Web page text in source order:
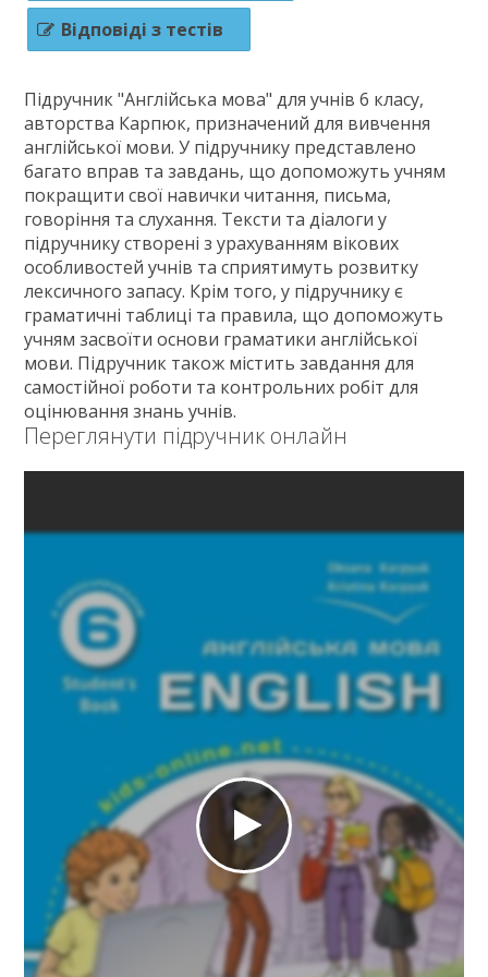
Зв'язок
Політика
Відповіді з тестів
Підручник "Англійська мова" для учнів 6 класу,
авторства Карпюк, призначений для вивчення
англійської мови. У підручнику представлено
багато вправ та завдань, що допоможуть учням
покращити свої навички читання, письма,
говоріння та слухання. Тексти та діалоги у
підручнику створені з урахуванням вікових
особливостей учнів та сприятимуть розвитку
лексичного запасу. Крім того, у підручнику є
граматичні таблиці та правила, що допоможуть
учням засвоїти основи граматики англійської
мови. Підручник також містить завдання для
самостійної роботи та контрольних робіт для
оцінювання знань учнів.
Переглянути підручник онлайн